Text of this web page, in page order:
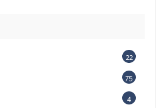
22
75
4